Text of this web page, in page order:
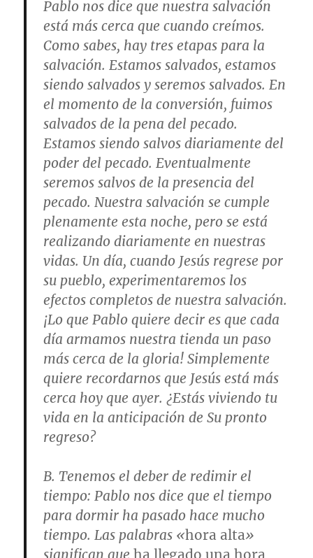
Pablo nos dice que nuestra salvación
está más cerca que cuando creímos.
Como sabes, hay tres etapas para la
salvación. Estamos salvados, estamos
siendo salvados y seremos salvados. En
el momento de la conversión, fuimos
salvados de la pena del pecado.
Estamos siendo salvos diariamente del
poder del pecado. Eventualmente
seremos salvos de la presencia del
pecado. Nuestra salvación se cumple
plenamente esta noche, pero se está
realizando diariamente en nuestras
vidas. Un día, cuando Jesús regrese por
su pueblo, experimentaremos los
efectos completos de nuestra salvación.
¡Lo que Pablo quiere decir es que cada
día armamos nuestra tienda un paso
más cerca de la gloria! Simplemente
quiere recordarnos que Jesús está más
cerca hoy que ayer. ¿Estás viviendo tu
vida en la anticipación de Su pronto
regreso?
B. Tenemos el deber de redimir el
tiempo: Pablo nos dice que el tiempo
para dormir ha pasado hace mucho
tiempo. Las palabras «hora alta»
significan queha llegado una hora